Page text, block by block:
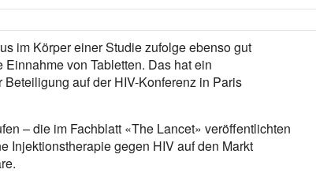
im Körper einer Studie zufolge ebenso gut
von Tabletten. Das hat ein
auf der HIV-Konferenz in Paris
– die im Fachblatt «The Lancet» veröffentlichten
Injektionstherapie gegen HIV auf den Markt